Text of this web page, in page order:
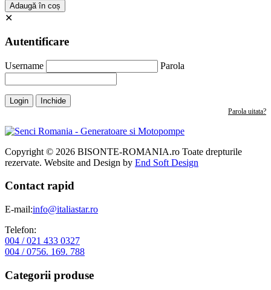
Adaugă în coș
✕
Autentificare
Username Parola
Login Inchide
Parola uitata?
Copyright © 2026 BISONTE-ROMANIA.ro Toate drepturile
rezervate. Website and Design by End Soft Design
Contact rapid
E-mail:info@italiastar.ro
Telefon:
004 / 021 433 0327
004 / 0756. 169. 788
Categorii produse